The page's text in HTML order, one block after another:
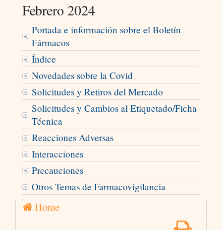
Febrero 2024
Portada e información sobre el Boletín
Fármacos
Índice
Novedades sobre la Covid
Solicitudes y Retiros del Mercado
Solicitudes y Cambios al Etiquetado/Ficha
Técnica
Reacciones Adversas
Interacciones
Precauciones
Otros Temas de Farmacovigilancia
Home